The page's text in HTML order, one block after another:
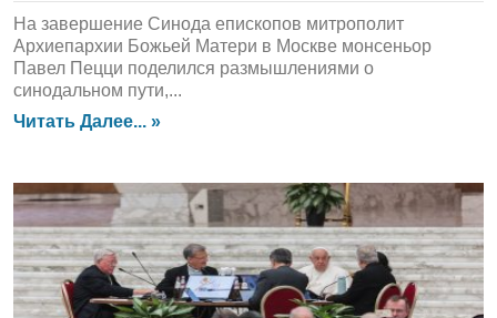
На завершение Синода епископов митрополит
Архиепархии Божьей Матери в Москве монсеньор
Павел Пецци поделился размышлениями о
синодальном пути,...
Читать Далее... »
ГЛАВНАЯ